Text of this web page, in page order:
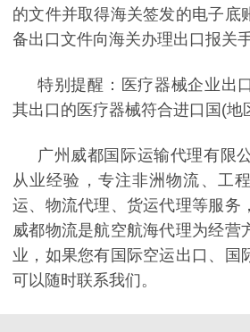
的文件并取得海关签发的电子底
备出口文件向海关办理出口报关手
特别提醒：医疗器械企业出
其出口的医疗器械符合进口国 (地
广州威都国际运输代理有限
从业经验，专注非洲物流、工
运、物流代理、货运代理等服务
威都物流是航空航海代理为经营
业，如果您有国际空运出口、国
可以随时联系我们。